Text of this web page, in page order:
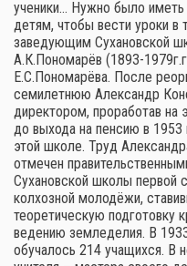
ученики… Нужно было
детям, чтобы вести уроки в
заведующим Сухановской
А.К.Пономарёв (1893-
Е.С.Пономарёва. После
семилетнюю Александр
директором, проработав на
до выхода на пенсию в 1953
этой школе. Труд
отмечен
Сухановской школы первой
колхозной молодёжи,
теоретическую подготовку
ведению земледелия. В
обучалось 214 учащихся. В